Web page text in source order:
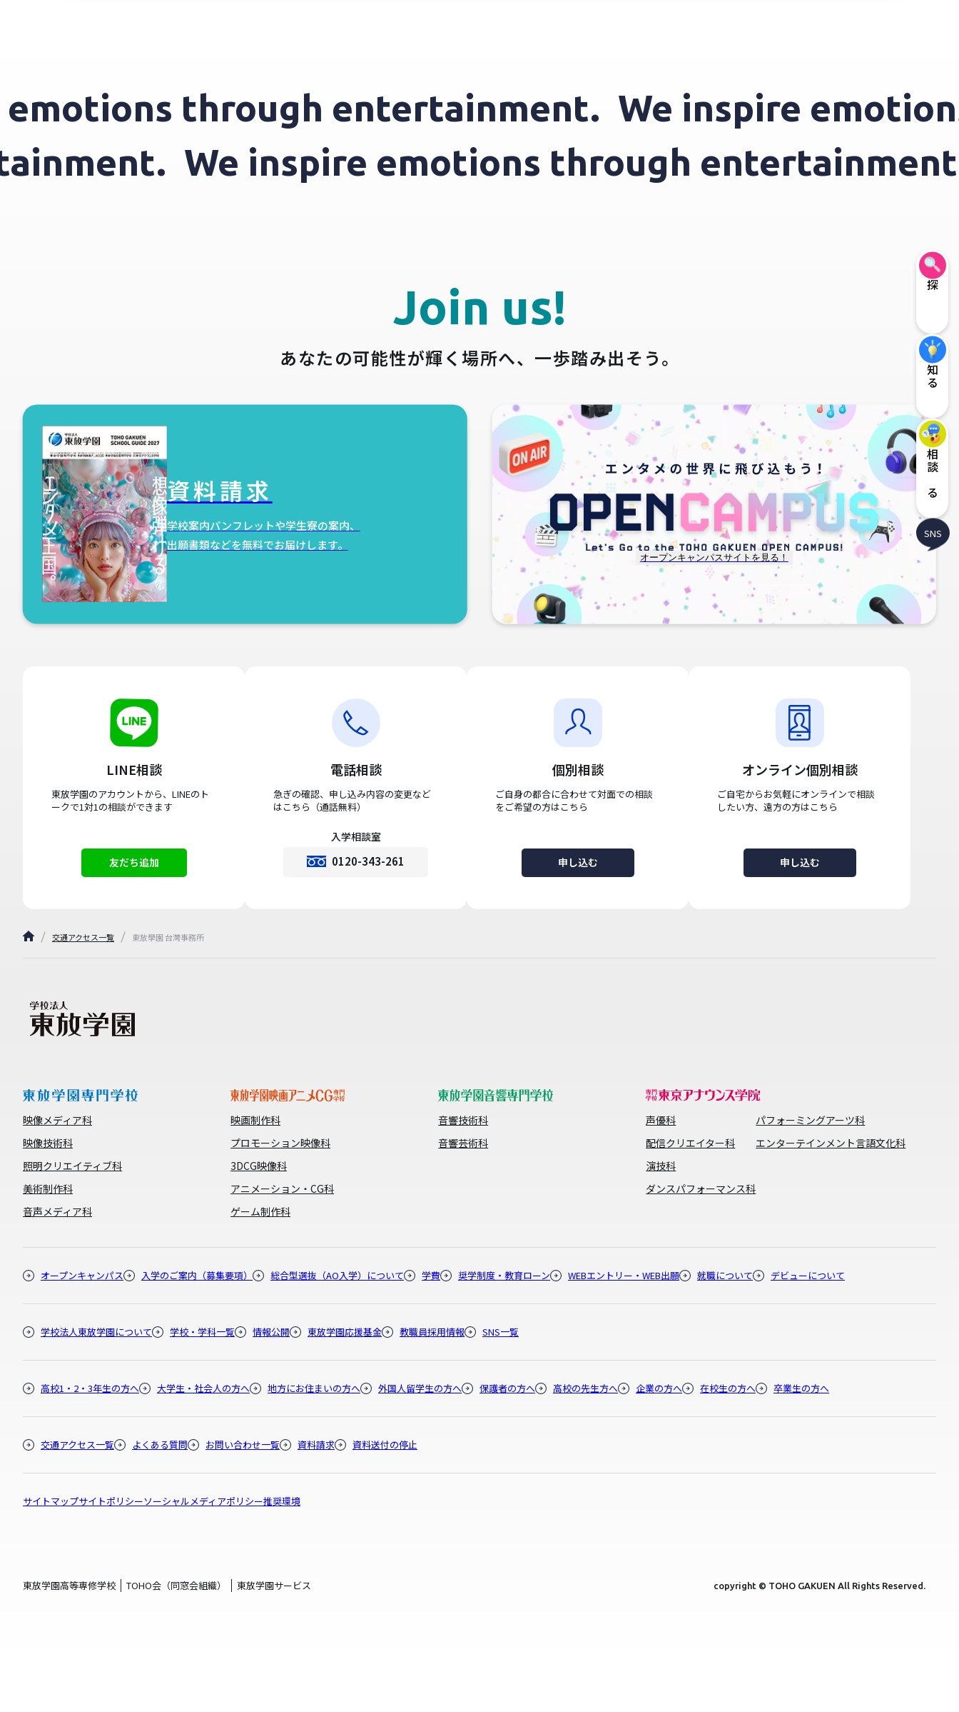
探す
知る
相談する
SNS
through entertainment. We inspire
We inspire emotions through
Join us!
あなたの可能性が輝く場所へ、 一歩踏み出そう。
資料請求
学校案内パンフレットや学生寮の案内、
出願書類などを無料でお届けします。
オープンキャンパスサイトを見る！
LINE相談
東放学園のアカウントから、LINEのト
ークで1対1の相談ができます
友だち追加
電話相談
急ぎの確認、申し込み内容の変更など
はこちら（通話無料）
入学相談室
0120-343-261
個別相談
ご自身の都合に合わせて対面での相談
をご希望の方はこちら
申し込む
オンライン個別相談
ご自宅からお気軽にオンラインで相談
したい方、遠方の方はこちら
申し込む
交通アクセス一覧 東放學園 台灣事務所
映像メディア科
映像技術科
照明クリエイティブ科
美術制作科
音声メディア科
映画制作科
プロモーション映像科
3DCG映像科
アニメーション・CG科
ゲーム制作科
音響技術科
音響芸術科
声優科
配信クリエイター科
演技科
ダンスパフォーマンス科
パフォーミングアーツ科
エンターテインメント言語文化科
オープンキャンパス 入学のご案内（募集要項） 総合型選抜（AO入学）について 学費 奨学制度・教育ローン WEBエントリー・WEB出願 就職について デビューについて
学校法人東放学園について 学校・学科一覧 情報公開 東放学園応援基金 教職員採用情報 SNS一覧
高校1・2・3年生の方へ 大学生・社会人の方へ 地方にお住まいの方へ 外国人留学生の方へ 保護者の方へ 高校の先生方へ 企業の方へ 在校生の方へ 卒業生の方へ
交通アクセス一覧 よくある質問 お問い合わせ一覧 資料請求 資料送付の停止
サイトマップサイトポリシーソーシャルメディアポリシー推奨環境
東放学園高等専修学校 TOHO会（同窓会組織） 東放学園サービス copyright © TOHO GAKUEN All Rights Reserved.